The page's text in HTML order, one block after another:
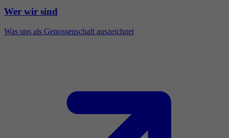
Wer wir sind
Was uns als Genossenschaft auszeichnet